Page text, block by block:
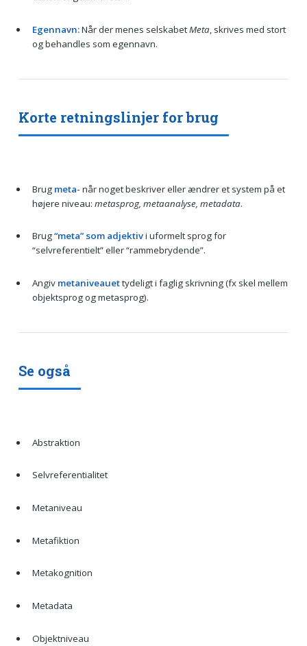
Egennavn:Når der menes selskabetMeta, skrives med stort
og behandles som egennavn.
Korte retningslinjer for brug
Brug meta- når noget beskriver eller ændrer et system på et
højere niveau: metasprog, metaanalyse, metadata.
Brug“meta” som adjektivi uformelt sprog for
“selvreferentielt” eller “rammebrydende”.
Angiv metaniveauettydeligt i faglig skrivning (fx skel mellem
objektsprog og metasprog).
Se også
Abstraktion
Selvreferentialitet
Metaniveau
Metafiktion
Metakognition
Metadata
Objektniveau